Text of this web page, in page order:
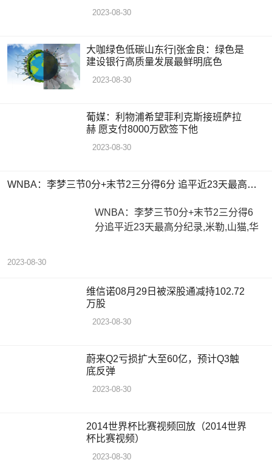
2023-08-30
大咖绿色低碳山东行|张金良：绿色是
建设银行高质量发展最鲜明底色
2023-08-30
葡媒：利物浦希望菲利克斯接班萨拉
赫 愿支付8000万欧签下他
2023-08-30
WNBA：李梦三节0分+末节2三分得6分 追平近23天最高分纪录
WNBA：李梦三节0分+末节2三分得6
分追平近23天最高分纪录,米勒,山猫,华
2023-08-30
维信诺08月29日被深股通减持102.72
万股
2023-08-30
蔚来Q2亏损扩大至60亿，预计Q3触
底反弹
2023-08-30
2014世界杯比赛视频回放（2014世界
杯比赛视频）
2023-08-30